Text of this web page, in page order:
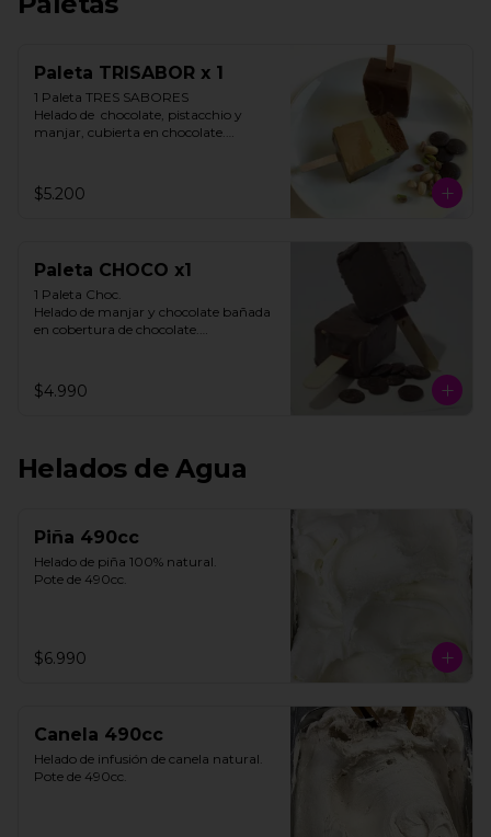
Paleta TRISABOR x 1
1 Paleta TRES SABORES
Helado de  chocolate, pistacchio y
manjar, cubierta en chocolate.
**FOTO REFERENCIAL**
$5.200
Paleta CHOCO x1
1 Paleta Choc.
Helado de manjar y chocolate bañada
en cobertura de chocolate.
$4.990
Helados de Agua
Piña 490cc
Helado de piña 100% natural.
Pote de 490cc.
$6.990
Canela 490cc
Helado de infusión de canela natural.
Pote de 490cc.